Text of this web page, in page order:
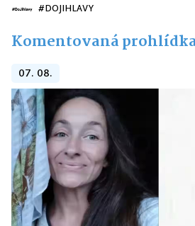
#DOJIHLAVY
Komentovaná
07. 08.